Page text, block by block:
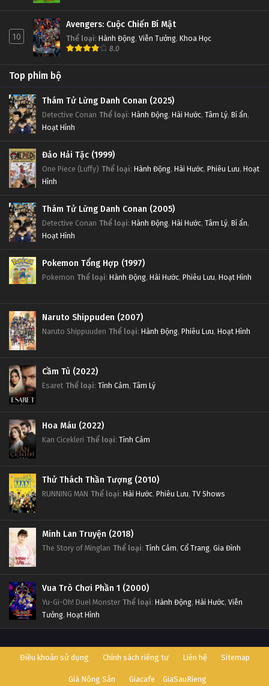
10
Avengers: Cuộc Chiến Bí Mật
Thể loại: Hành Động, Viễn Tưởng, Khoa Học
8.0
Top phim bộ
Thám Tử Lừng Danh Conan (2025)
Detective Conan Thể loại: Hành Động, Hài Hước, Tâm Lý, Bí ẩn,
Hoạt Hình
Đảo Hải Tặc (1999)
One Piece (Luffy) Thể loại: Hành Động, Hài Hước, Phiêu Lưu, Hoạt
Hình
Thám Tử Lừng Danh Conan (2005)
Detective Conan Thể loại: Hành Động, Hài Hước, Tâm Lý, Bí ẩn,
Hoạt Hình
Pokemon Tổng Hợp (1997)
Pokemon Thể loại: Hành Động, Hài Hước, Phiêu Lưu, Hoạt Hình
Naruto Shippuden (2007)
Naruto Shippuuden Thể loại: Hành Động, Phiêu Lưu, Hoạt Hình
Cầm Tù (2022)
Esaret Thể loại: Tình Cảm, Tâm Lý
Hoa Máu (2022)
Kan Cicekleri Thể loại: Tình Cảm
Thử Thách Thần Tượng (2010)
RUNNING MAN Thể loại: Hài Hước, Phiêu Lưu, TV Shows
Minh Lan Truyện (2018)
The Story of Minglan Thể loại: Tình Cảm, Cổ Trang, Gia Đình
Vua Trò Chơi Phần 1 (2000)
Yu-Gi-Oh! Duel Monster Thể loại: Hành Động, Hài Hước, Viễn
Tưởng, Hoạt Hình
Điều khoản sử dụng Chính sách riêng tư Liên hệ Sitemap
Giá Nông Sản Giacafe GiaSauRieng